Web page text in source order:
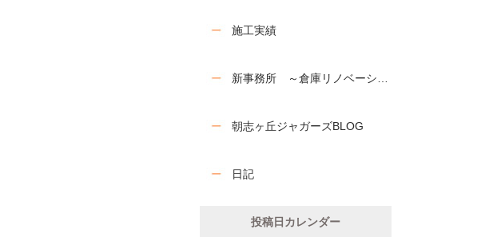
施工実績
朝志ヶ丘ジャガーズBLOG
日記
投稿日カレンダー